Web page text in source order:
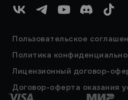
VK TelegramYouTubeDiscordTikTok
Пользовательское
Политика
Лицензионный договор-
Договор-оферта оказания